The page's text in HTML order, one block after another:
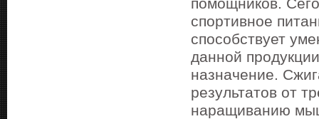
спортивное
способствует
данной
назначение.
результатов от
наращиванию